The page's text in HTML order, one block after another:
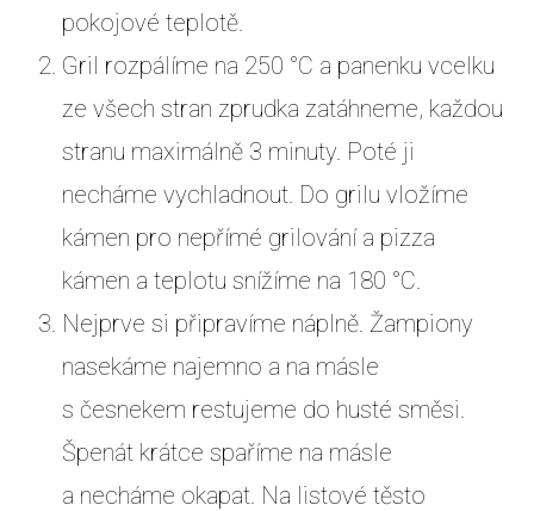
pokojové teplotě.
Gril rozpálíme na 250 °C a panenku vcelku
ze všech stran zprudka zatáhneme, každou
stranu maximálně 3 minuty. Poté ji
necháme vychladnout. Do grilu vložíme
kámen pro nepřímé grilování a pizza
kámen a teplotu snížíme na 180 °C.
Nejprve si připravíme náplně. Žampiony
nasekáme najemno a na másle
s česnekem restujeme do husté směsi.
Špenát krátce spaříme na másle
a necháme okapat. Na listové těsto